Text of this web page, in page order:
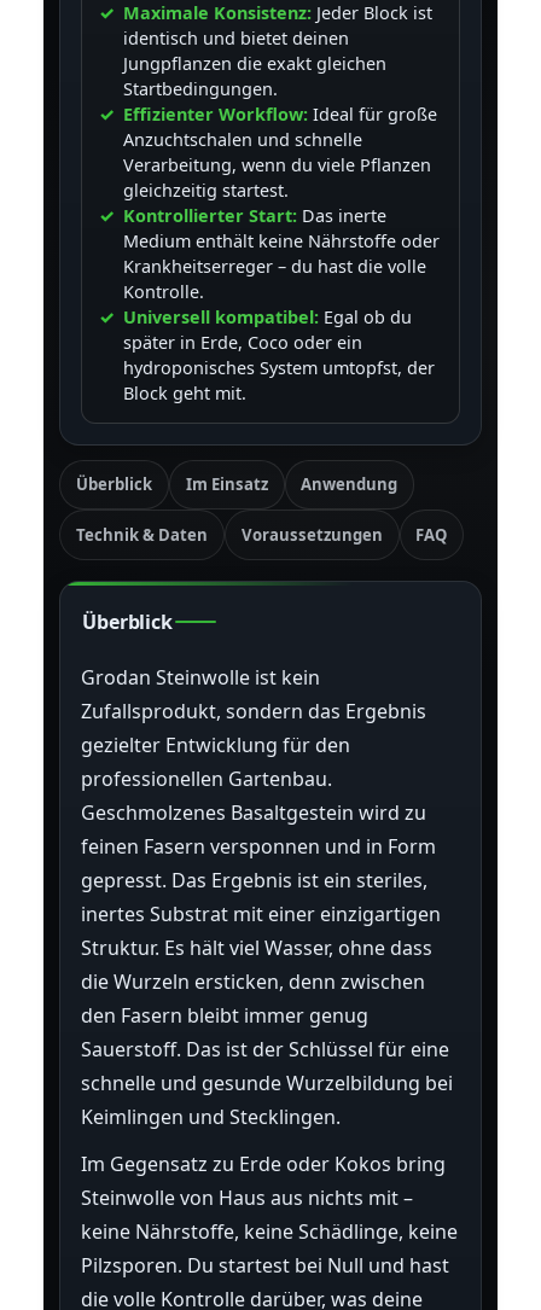
Maximale Konsistenz:Jeder Block ist
identisch und bietet deinen
Jungpflanzen die exakt gleichen
Startbedingungen.
Effizienter Workflow:Ideal für große
Anzuchtschalen und schnelle
Verarbeitung, wenn du viele Pflanzen
gleichzeitig startest.
Kontrollierter Start:Das inerte
Medium enthält keine Nährstoffe oder
Krankheitserreger – du hast die volle
Kontrolle.
Universell kompatibel:Egal ob du
später in Erde, Coco oder ein
hydroponisches System umtopfst, der
Block geht mit.
Überblick Im Einsatz Anwendung
Technik & Daten Voraussetzungen FAQ
Überblick
Grodan Steinwolle ist kein
Zufallsprodukt, sondern das Ergebnis
gezielter Entwicklung für den
professionellen Gartenbau.
Geschmolzenes Basaltgestein wird zu
feinen Fasern versponnen und in Form
gepresst. Das Ergebnis ist ein steriles,
inertes Substrat mit einer einzigartigen
Struktur. Es hält viel Wasser, ohne dass
die Wurzeln ersticken, denn zwischen
den Fasern bleibt immer genug
Sauerstoff. Das ist der Schlüssel für eine
schnelle und gesunde Wurzelbildung bei
Keimlingen und Stecklingen.
Im Gegensatz zu Erde oder Kokos bring
Steinwolle von Haus aus nichts mit –
keine Nährstoffe, keine Schädlinge, keine
Pilzsporen. Du startest bei Null und hast
die volle Kontrolle darüber, was deine